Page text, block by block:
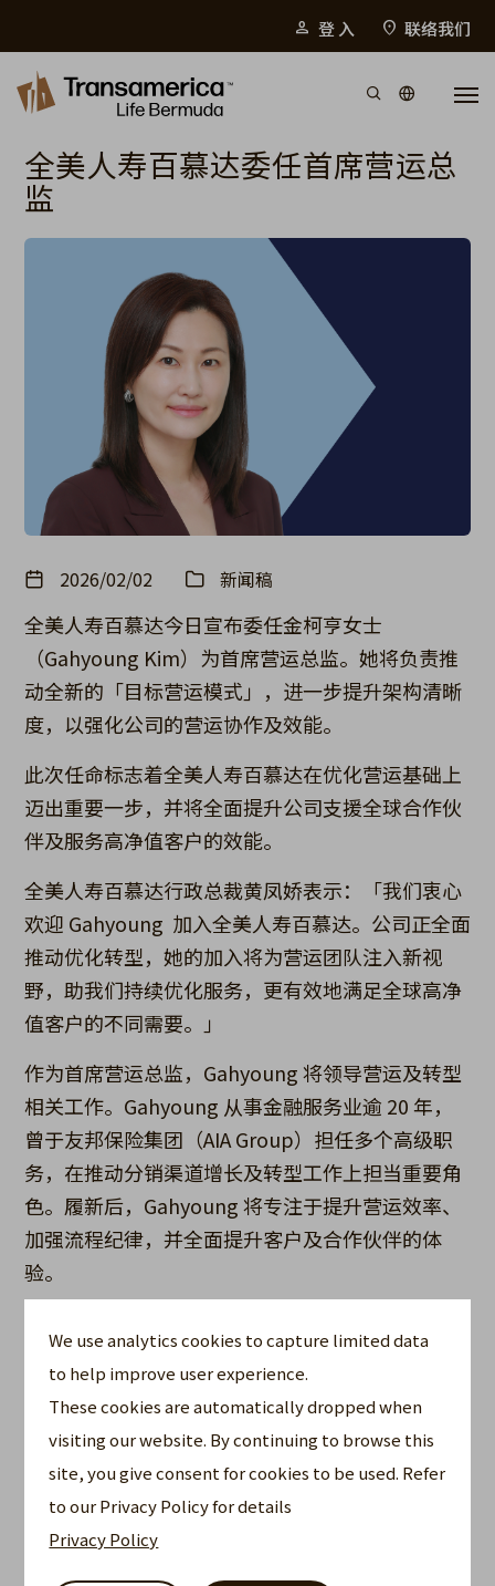
person 登 入 location_on 联络我们
Skip to main content
全美人寿百慕达委任首席营运总
监
2026/02/02 新闻稿
全美人寿百慕达今日宣布委任金柯亨女士
（Gahyoung Kim）为首席营运总监。她将负责推
动全新的「目标营运模式」，进一步提升架构清晰
度，以强化公司的营运协作及效能。
此次任命标志着全美人寿百慕达在优化营运基础上
迈出重要一步，并将全面提升公司支援全球合作伙
伴及服务高净值客户的效能。
全美人寿百慕达行政总裁黄凤娇表示：「我们衷心
欢迎 Gahyoung 加入全美人寿百慕达。公司正全面
推动优化转型，她的加入将为营运团队注入新视
野，助我们持续优化服务，更有效地满足全球高净
值客户的不同需要。」
作为首席营运总监，Gahyoung 将领导营运及转型
相关工作。Gahyoung 从事金融服务业逾 20 年，
曾于友邦保险集团（AIA Group）担任多个高级职
务，在推动分销渠道增长及转型工作上担当重要角
色。履新后，Gahyoung 将专注于提升营运效率、
加强流程纪律，并全面提升客户及合作伙伴的体
验。
期加入全美人寿百慕达，并期待与团队携手合作，
建立一个能配合公司发展愿景、并持续提供卓越服
务的营运体系。」
其他信息
We use analytics cookies to capture limited data
to help improve user experience.
These cookies are automatically dropped when
visiting our website. By continuing to browse this
site, you give consent for cookies to be used. Refer
to our Privacy Policy for details
Privacy Policy